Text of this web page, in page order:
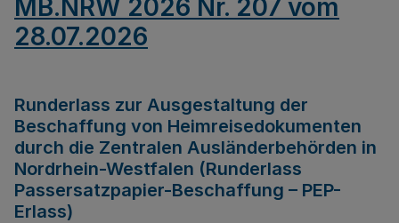
MB.NRW 2026 Nr. 207 vom
28.07.2026
Runderlass zur Ausgestaltung der
Beschaffung von Heimreisedokumenten
durch die Zentralen Ausländerbehörden in
Nordrhein-Westfalen (Runderlass
Passersatzpapier-Beschaffung – PEP-
Erlass)